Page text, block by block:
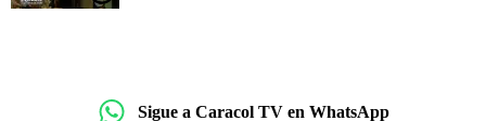
Sigue a Caracol TV en WhatsApp